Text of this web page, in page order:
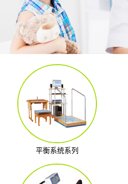
平衡系统系列